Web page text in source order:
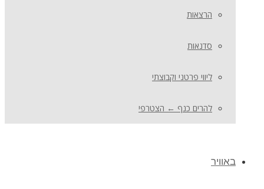
הרצאות
סדנאות
ליווי פרטני וקבוצתי
להרים כנף ← הצטרפי
באוויר